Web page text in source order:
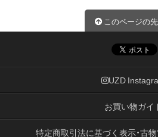
このページの
UZD
お買い物ガイ
特定商取引法に基づく表示・古